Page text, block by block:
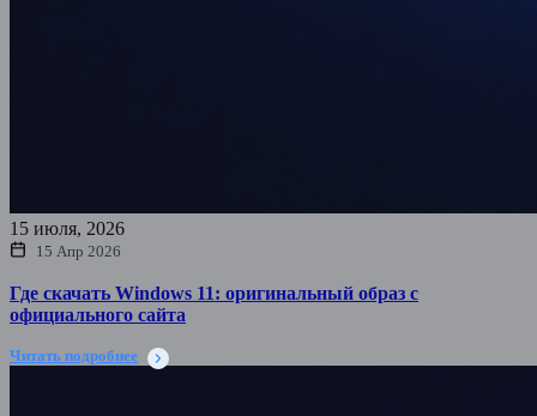
15 июля, 2026
15 Апр 2026
Где скачать Windows 11: оригинальный образ с
официального сайта
Читать подробнее